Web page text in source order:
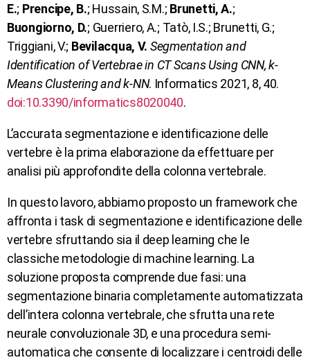
E.; Prencipe, B.; Hussain, S.M.; Brunetti, A.;
Buongiorno, D.; Guerriero, A.; Tatò, I.S.; Brunetti, G.;
Triggiani, V.; Bevilacqua, V. Segmentation and
Identification of Vertebrae in CT Scans Using CNN, k-
Means Clustering and k-NN. Informatics 2021, 8, 40.
doi:10.3390/informatics8020040.
L’accurata segmentazione e identificazione delle
vertebre è la prima elaborazione da effettuare per
analisi più approfondite della colonna vertebrale.
In questo lavoro, abbiamo proposto un framework che
affronta i task di segmentazione e identificazione delle
vertebre sfruttando sia il deep learning che le
classiche metodologie di machine learning. La
soluzione proposta comprende due fasi: una
segmentazione binaria completamente automatizzata
dell’intera colonna vertebrale, che sfrutta una rete
neurale convoluzionale 3D, e una procedura semi-
automatica che consente di localizzare i centroidi delle